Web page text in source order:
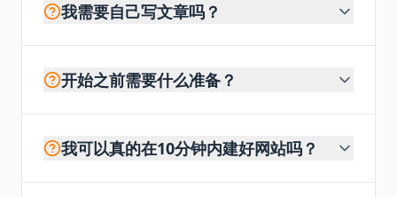
我需要自己写文章吗？
开始之前需要什么准备？
我可以真的在10分钟内建好网站吗？